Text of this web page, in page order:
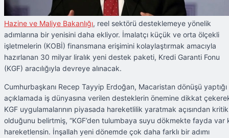
Hazine ve Maliye Bakanlığı, reel sektörü desteklemeye yönelik
adımlarına bir yenisini daha ekliyor. İmalatçı küçük ve orta ölçekli
işletmelerin (KOBİ) finansmana erişimini kolaylaştırmak amacıyla
hazırlanan 30 milyar liralık yeni destek paketi, Kredi Garanti Fonu
(KGF) aracılığıyla devreye alınacak.
Cumhurbaşkanı Recep Tayyip Erdoğan, Macaristan dönüşü yaptığı
açıklamada iş dünyasına verilen desteklerin önemine dikkat
KGF uygulamalarının piyasada hareketlilik yaratmak açısından kritik
olduğunu belirtmiş, “KGF’den tulumbaya suyu dökmekte fayda var
hareketlensin. İnşallah yeni dönemde çok daha farklı bir adımı